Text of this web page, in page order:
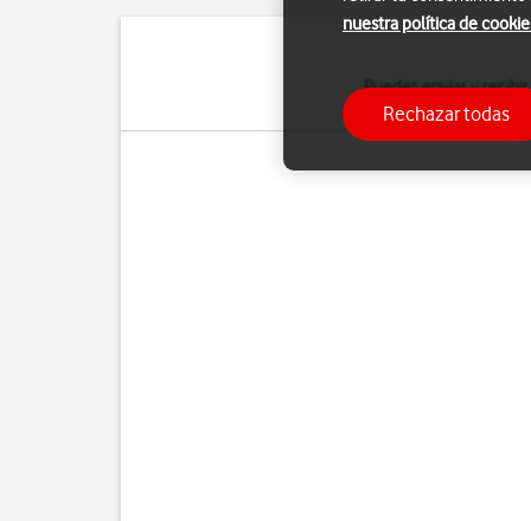
Puedes enviar y
nuestra política de
Rechazar todas